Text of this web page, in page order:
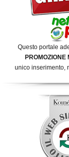
Questo portale
PROMOZIONE
unico inserimento,